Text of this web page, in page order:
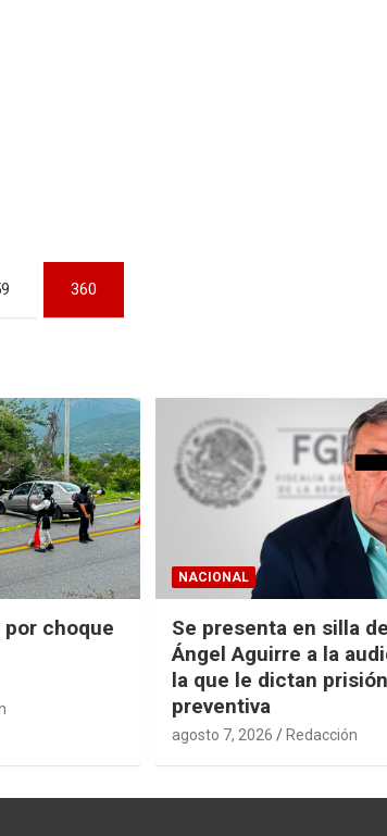
360
choque
NACIONAL
Se presenta en silla
Ángel Aguirre a la
la que le dictan prisión
preventiva
agosto 7, 2026 Redacción